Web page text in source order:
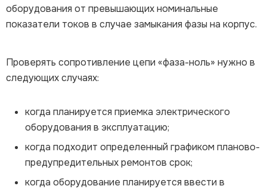
оборудования от превышающих номинальные
показатели токов в случае замыкания фазы на корпус.
Проверять сопротивление цепи «фаза-ноль» нужно в
следующих случаях:
когда планируется приемка электрического
оборудования в эксплуатацию;
когда подходит определенный графиком планово-
предупредительных ремонтов срок;
когда оборудование планируется ввести в